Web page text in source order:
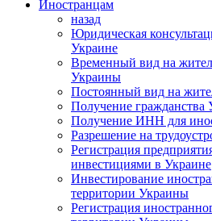
Иностранцам
назад
Юридическая
Украине
Временный вид на
Украины
Постоянный вид на
Получение гражданства
Получение ИНН для
Разрешение на
Регистрация
инвестициями в Украине
Инвестирование
территории Украины
Регистрация